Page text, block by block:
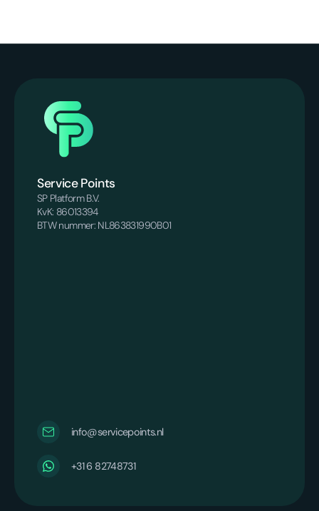
Service Points
SP Platform B.V.
KvK: 86013394
BTW nummer: NL863831990B01
info@servicepoints.nl
‪+31 6 82748731‬